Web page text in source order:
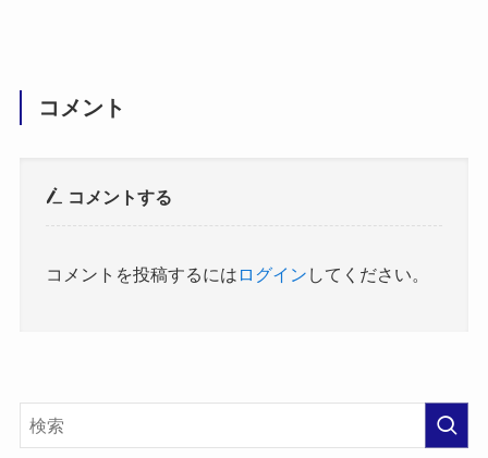
コメント
コメントする
コメントを投稿するには ログイン してください。